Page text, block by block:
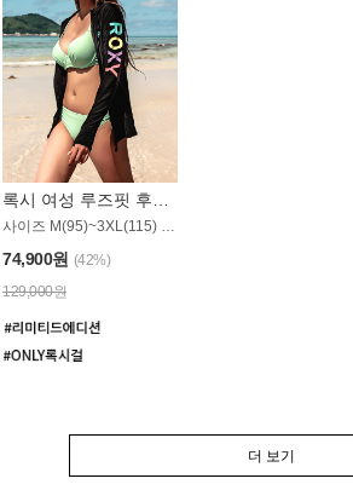
록시 여성 루즈핏 후드 래쉬가드 WT900BRX
사이즈 M(95)~3XL(115) / 롱기장 타입
74,900원 (42%)
129,000원
더 보기